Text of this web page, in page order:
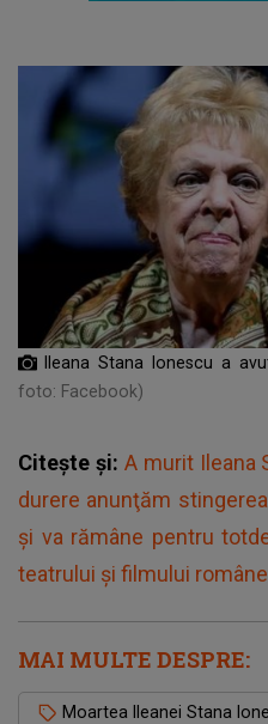
Ileana Stana Ionescu a
foto: Facebook)
Citește și: A murit Ileana
durere anunţăm
şi va rămâne pentru
teatrului şi filmului
MAI MULTE DESPRE:
Moartea Ileanei Stana